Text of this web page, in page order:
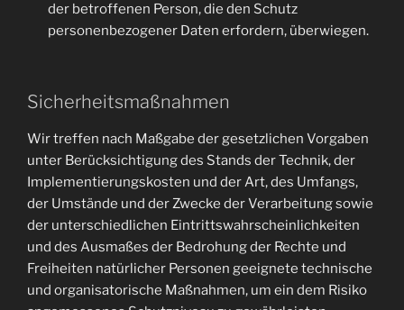
der betroffenen Person, die den Schutz
personenbezogener Daten erfordern, überwiegen.
Sicherheitsmaßnahmen
Wir treffen nach Maßgabe der gesetzlichen Vorgaben
unter Berücksichtigung des Stands der Technik, der
Implementierungskosten und der Art, des Umfangs,
der Umstände und der Zwecke der Verarbeitung sowie
der unterschiedlichen Eintrittswahrscheinlichkeiten
und des Ausmaßes der Bedrohung der Rechte und
Freiheiten natürlicher Personen geeignete technische
und organisatorische Maßnahmen, um ein dem Risiko